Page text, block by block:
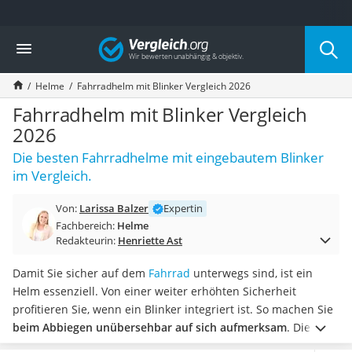
Die beliebtesten Vergleiche nach Kategorie
Freizeit & Sport
Gartentrampolin
Trampolin
Metalldetektor
Eufab-Fahrradträger
Trampolin 366 cm
Fahrradschloss
Aluminium-Koffer
Air Bike
E-Bike-Dreirad
Trekkingschuhe Herren
Reisetasche mit Rollen
Klimmzugstation
Koffer
Nachtsichtgerät
Faltschloss
Vergleich
Helme Fahrradhelm mit Blinker Vergleich 2026
Fahrradhelm mit Blinker Vergleich
2026
Die besten Fahrradhelme mit eingebautem Blinker
im Vergleich.
Von: Larissa Balzer
Expertin
Fachbereich: Helme
Redakteurin: Henriette Ast
Damit Sie sicher auf dem Fahrrad unterwegs sind, ist ein
Helm essenziell. Von einer weiter erhöhten Sicherheit
profitieren Sie, wenn ein Blinker integriert ist. So machen Sie
beim Abbiegen unübersehbar auf sich aufmerksam. Die
Helme werden mit unabhängigen Tests vor Zulassung auf